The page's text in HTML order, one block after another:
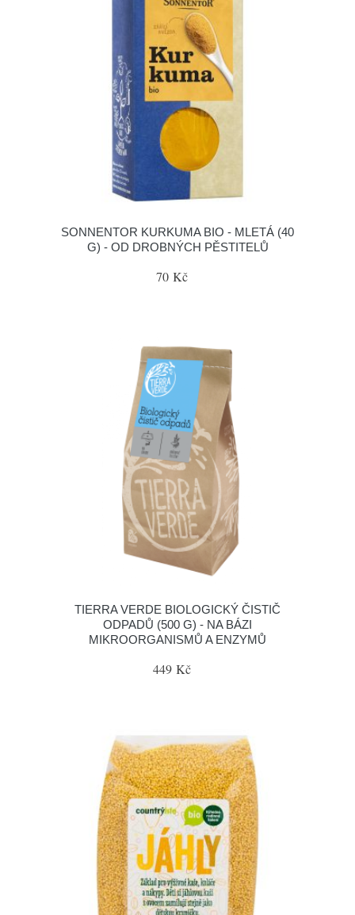
SONNENTOR KURKUMA BIO - MLETÁ (40
G) - OD DROBNÝCH PĚSTITELŮ
70 Kč
TIERRA VERDE BIOLOGICKÝ ČISTIČ
ODPADŮ (500 G) - NA BÁZI
MIKROORGANISMŮ A ENZYMŮ
449 Kč